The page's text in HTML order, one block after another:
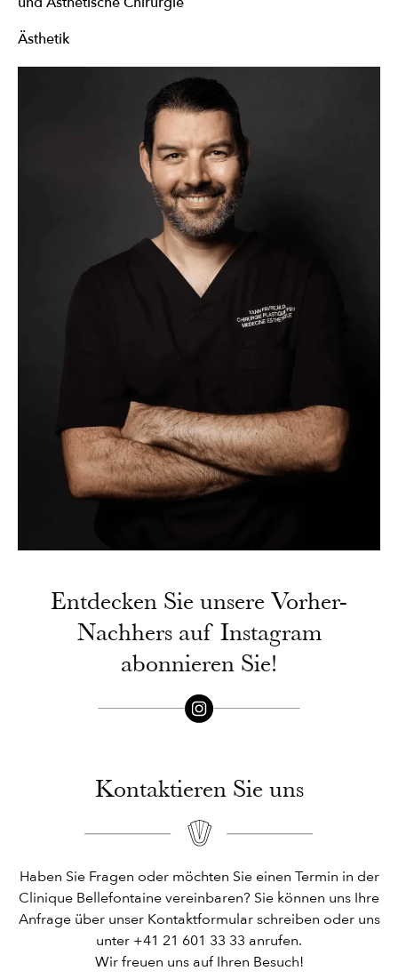
Ästhetik
Entdecken Sie unsere Vorher-
Nachhers auf Instagram
abonnieren Sie!
Kontaktieren Sie uns
Haben Sie Fragen oder möchten Sie einen Termin in der
Clinique Bellefontaine vereinbaren? Sie können uns Ihre
Anfrage über unser Kontaktformular schreiben oder uns
unter +41 21 601 33 33 anrufen.
Wir freuen uns auf Ihren Besuch!